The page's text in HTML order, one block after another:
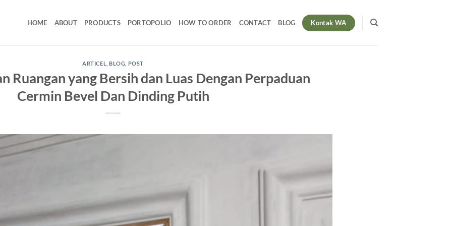
HOME ABOUT PRODUCTS PORTOPOLIO HOW TO ORDER CONTACT BLOG Kontak WA
ARTICEL ,BLOG POST
Ruangan yang Bersih dan Luas Dengan Perpaduan
Cermin Bevel Dan Dinding Putih